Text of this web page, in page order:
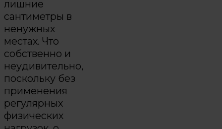
лишние
сантиметры в
ненужных
местах. Что
собственно и
неудивительно,
поскольку без
применения
регулярных
физических